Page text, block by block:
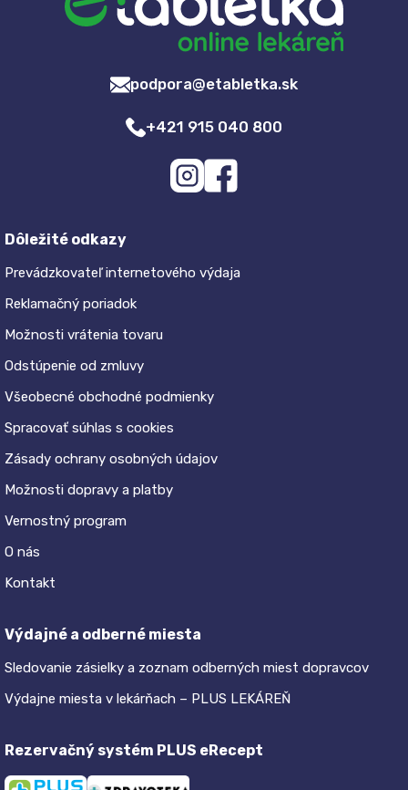
podpora@etabletka.sk
+421 915 040 800
Dôležité odkazy
Prevádzkovateľ internetového výdaja
Reklamačný poriadok
Možnosti vrátenia tovaru
Odstúpenie od zmluvy
Všeobecné obchodné podmienky
Spracovať súhlas s cookies
Zásady ochrany osobných údajov
Možnosti dopravy a platby
Vernostný program
O nás
Kontakt
Výdajné a odberné miesta
Sledovanie zásielky a zoznam odberných miest dopravcov
Výdajne miesta v lekárňach – PLUS LEKÁREŇ
Rezervačný systém PLUS eRecept